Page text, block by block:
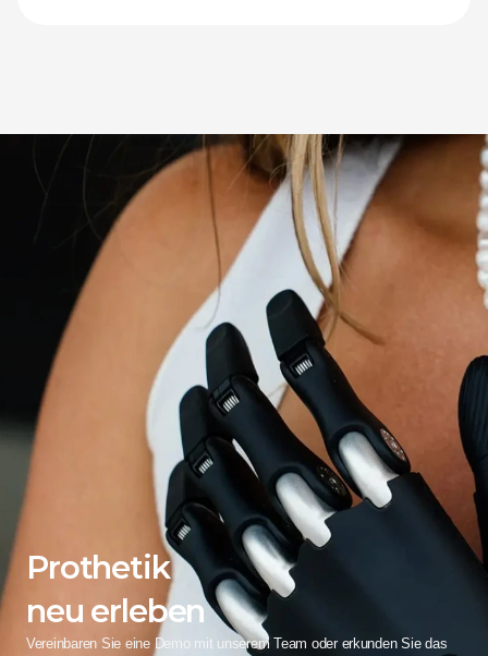
Prothetik
neu erleben
Vereinbaren Sie eine Demo mit unserem Team oder erkunden Sie das